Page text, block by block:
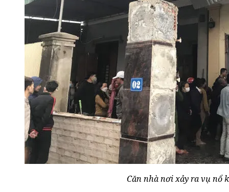
Căn nhà nơi xảy ra vụ nổ